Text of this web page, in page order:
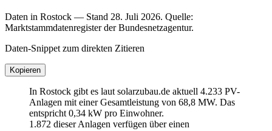
Daten in Rostock — Stand 28. Juli 2026. Quelle:
Marktstammdatenregister der Bundesnetzagentur.
Daten-Snippet zum direkten Zitieren
Kopieren
In Rostock gibt es laut solarzubau.de aktuell 4.233 PV-
Anlagen mit einer Gesamtleistung von 68,8 MW. Das
entspricht 0,34 kW pro Einwohner.
1.872 dieser Anlagen verfügen über einen